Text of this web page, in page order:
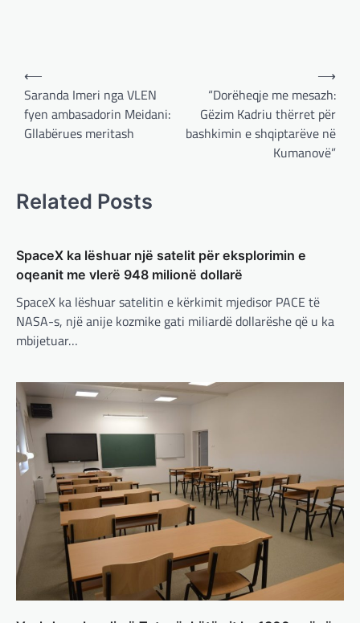
Post
navigation
⟵
Saranda Imeri nga VLEN
fyen ambasadorin Meidani:
Gllabërues meritash
“Dorëheqje me mesazh:
Gëzim Kadriu thërret për
bashkimin e shqiptarëve në
Kumanovë”
⟶
Related Posts
SpaceX ka lëshuar një satelit për eksplorimin e
oqeanit me vlerë 948 milionë dollarë
SpaceX ka lëshuar satelitin e kërkimit mjedisor PACE të
NASA-s, një anije kozmike gati miliardë dollarëshe që u ka
mbijetuar…
përpjekjeve për krijimin e qeverisë dhe koha
nuk pret. CDU/CSU dhe SPD po vazhdojnë…
BOTA MISTER,RAJONI ,SPECIALE
ushtarake për Ukrainën nga
Trump
Pas takimit të liderëve evropianë në Londër,
francezët dhe britanikët kanë hartuar një
BOTA,KRONIKË E ZEZË,LAJME,
ushtarake, kryeministri i
Ukrainës: Të vendosur për
vazhdimin e bashkëpunimit me
adminadmin March 4, 2025
Kryeministri i Ukrainës thotë se vendi i tij
është absolutisht i vendosur të vazhdojë
bashkëpunimin e saj me Shtetet e…
BOTA,LAJME,MË TË FUNDIT RAJONI
Erdogan: Izraeli nuk do të gjejë